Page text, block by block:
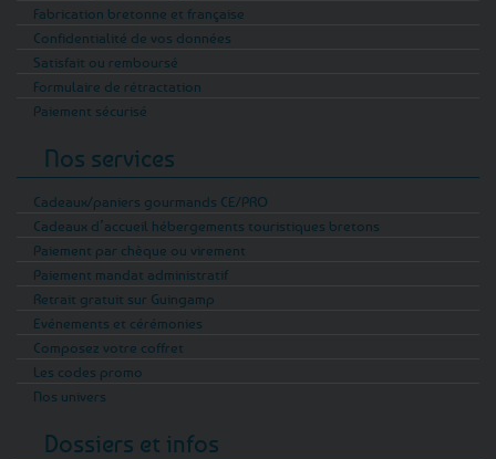
Fabrication bretonne et française
Confidentialité de vos données
Satisfait ou remboursé
Formulaire de rétractation
Paiement sécurisé
Nos services
Cadeaux/paniers gourmands CE/PRO
Cadeaux d’accueil hébergements touristiques bretons
Paiement par chèque ou virement
Paiement mandat administratif
Retrait gratuit sur Guingamp
Evénements et cérémonies
Composez votre coffret
Les codes promo
Nos univers
Dossiers et infos